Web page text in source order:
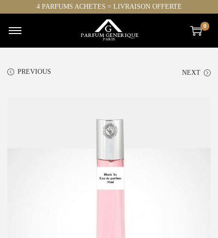
4 PARFUMS ACHETES = LIVRAISON OFFERTE
0
PREVIOUS NEXT